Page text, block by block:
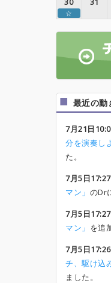
☆
最近の動
7月21日
分を演奏し
た。
7月5日17:27
マン」 のDr
7月5日17:27
マン」 を追
7月5日17:26
チ、駆け込
ました。